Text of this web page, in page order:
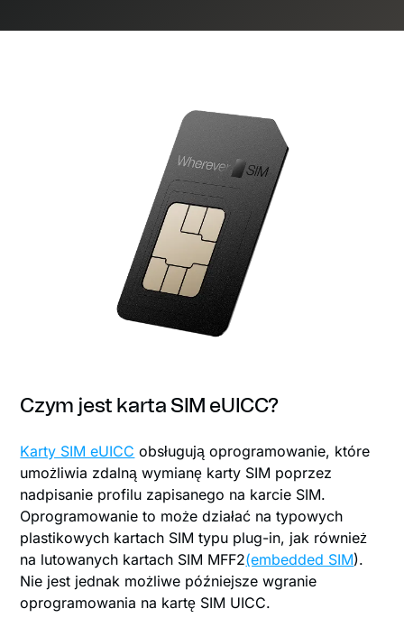
Czym jest karta SIM eUICC?
Karty SIM eUICC obsługują oprogramowanie, które
umożliwia zdalną wymianę karty SIM poprzez
nadpisanie profilu zapisanego na karcie SIM.
Oprogramowanie to może działać na typowych
plastikowych kartach SIM typu plug-in, jak również
na lutowanych kartach SIM MFF2(embedded SIM).
Nie jest jednak możliwe późniejsze wgranie
oprogramowania na kartę SIM UICC.